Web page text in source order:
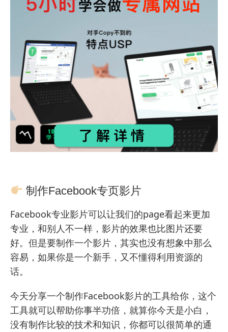
制作Facebook专页影片
Facebook专业影片可以让我们的page看起来更加
专业，和别人不一样，影片的效果也比图片还要
好。但是要制作一个影片，其实也没有想象中那么
容易，如果你是一个新手，又不懂得利用资源的
话。
今天分享一个制作Facebook影片的工具给你，这个
工具就可以帮助你事半功倍，就算你今天是小白，
没有制作比较的技术和知识，你都可以很简单的通